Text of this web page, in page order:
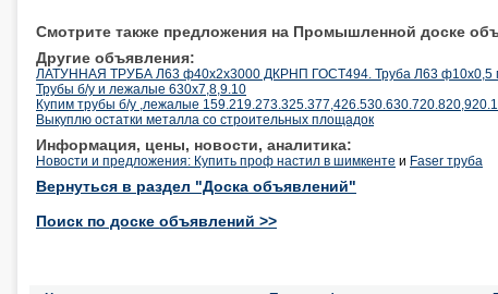
Смотрите также предложения на Промышленной доске
Другие объявления:
ЛАТУННАЯ ТРУБА Л63 ф40х2х3000 ДКРНП ГОСТ494. Труба Л63 ф10х0,5
Трубы б/у и лежалые 630х7,8,9.10
Купим трубы б/у ,лежалые
Выкуплю остатки металла со строительных площадок
Информация, цены, новости, аналитика:
Новости и предложения: Купить проф настил в шимкенте и Faser труба
Вернуться в раздел "Доска объявлений"
Поиск по доске объявлений >>